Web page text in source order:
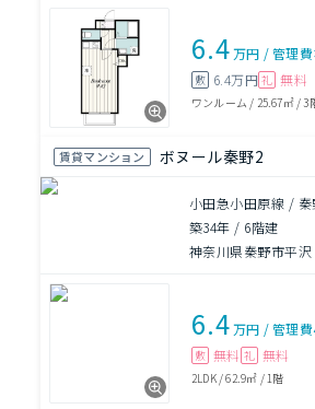
6.4万円 /管理費
敷 6.4万円 礼 無料
ワンルーム / 25.67㎡/3
賃貸マンション ボヌール秦野2
小田急小田原線 /
築34年 / 6階建
神奈川県秦野市平沢
6.4万円 /管理費
敷 無料 礼 無料
2LDK/62.9㎡ / 1階